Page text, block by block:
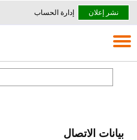
نشر إعلان إدارة الحساب
بيانات الاتصال